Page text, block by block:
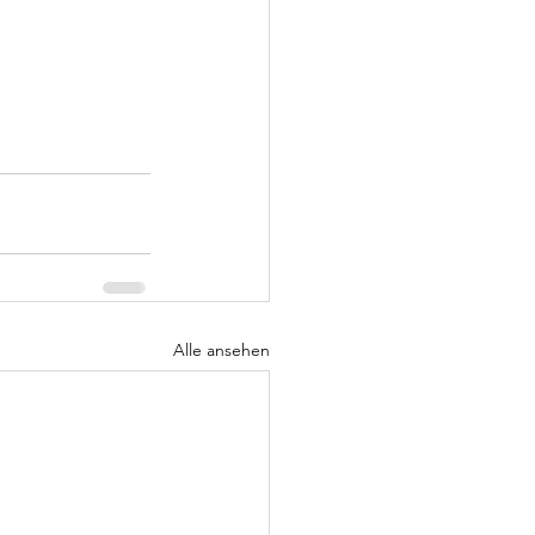
Alle ansehen